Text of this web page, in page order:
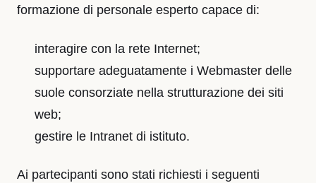
formazione di personale esperto capace di:
interagire con la rete Internet;
supportare adeguatamente i Webmaster delle
suole consorziate nella strutturazione dei siti
web;
gestire le Intranet di istituto.
Ai partecipanti sono stati richiesti i seguenti